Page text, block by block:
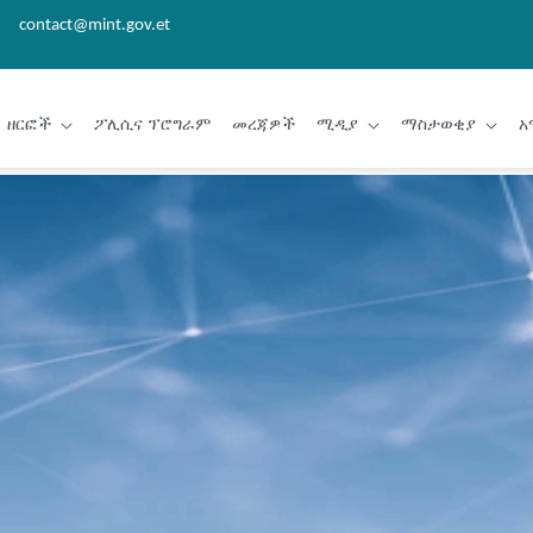
contact@mint.gov.et
ዘርፎች ፖሊሲና ፕሮግራም መረጃዎች ሚዲያ ማስታወቂያ